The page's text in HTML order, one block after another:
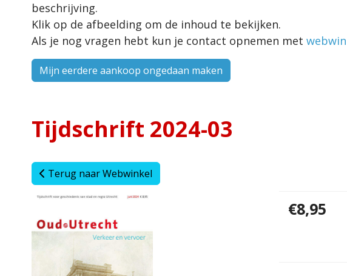
beschrijving.
Klik op de afbeelding om de inhoud te bekijken.
Als je nog vragen hebt kun je contact opnemen met
Mijn eerdere aankoop ongedaan maken
Tijdschrift 2024-03
Terug naar Webwinkel
€8,95